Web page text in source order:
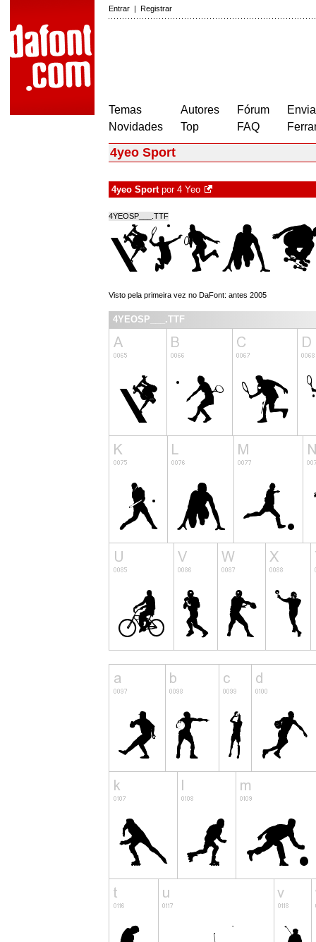
Entrar | Registrar
Temas
Novidades
Autores
Top
Fórum
FAQ
4yeo Sport
4yeo Sportpor 4 Yeo
4YEOSP___.TTF
Visto pela primeira vez no DaFont: antes 2005
4YEOSP___.TTF